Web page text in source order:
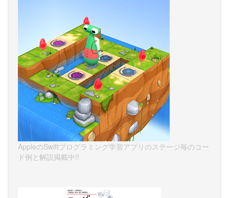
AppleのSwiftプログラミング学習アプリのステージ毎のコー
ド例と解説掲載中!!